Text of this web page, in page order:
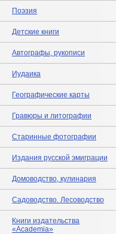
Поэзия
Детские книги
Автографы, рукописи
Иудаика
Географические карты
Гравюры и литографии
Старинные фотографии
Издания русской эмиграции
Домоводство, кулинария
Садоводство. Лесоводство
Книги издательства
«Academia»